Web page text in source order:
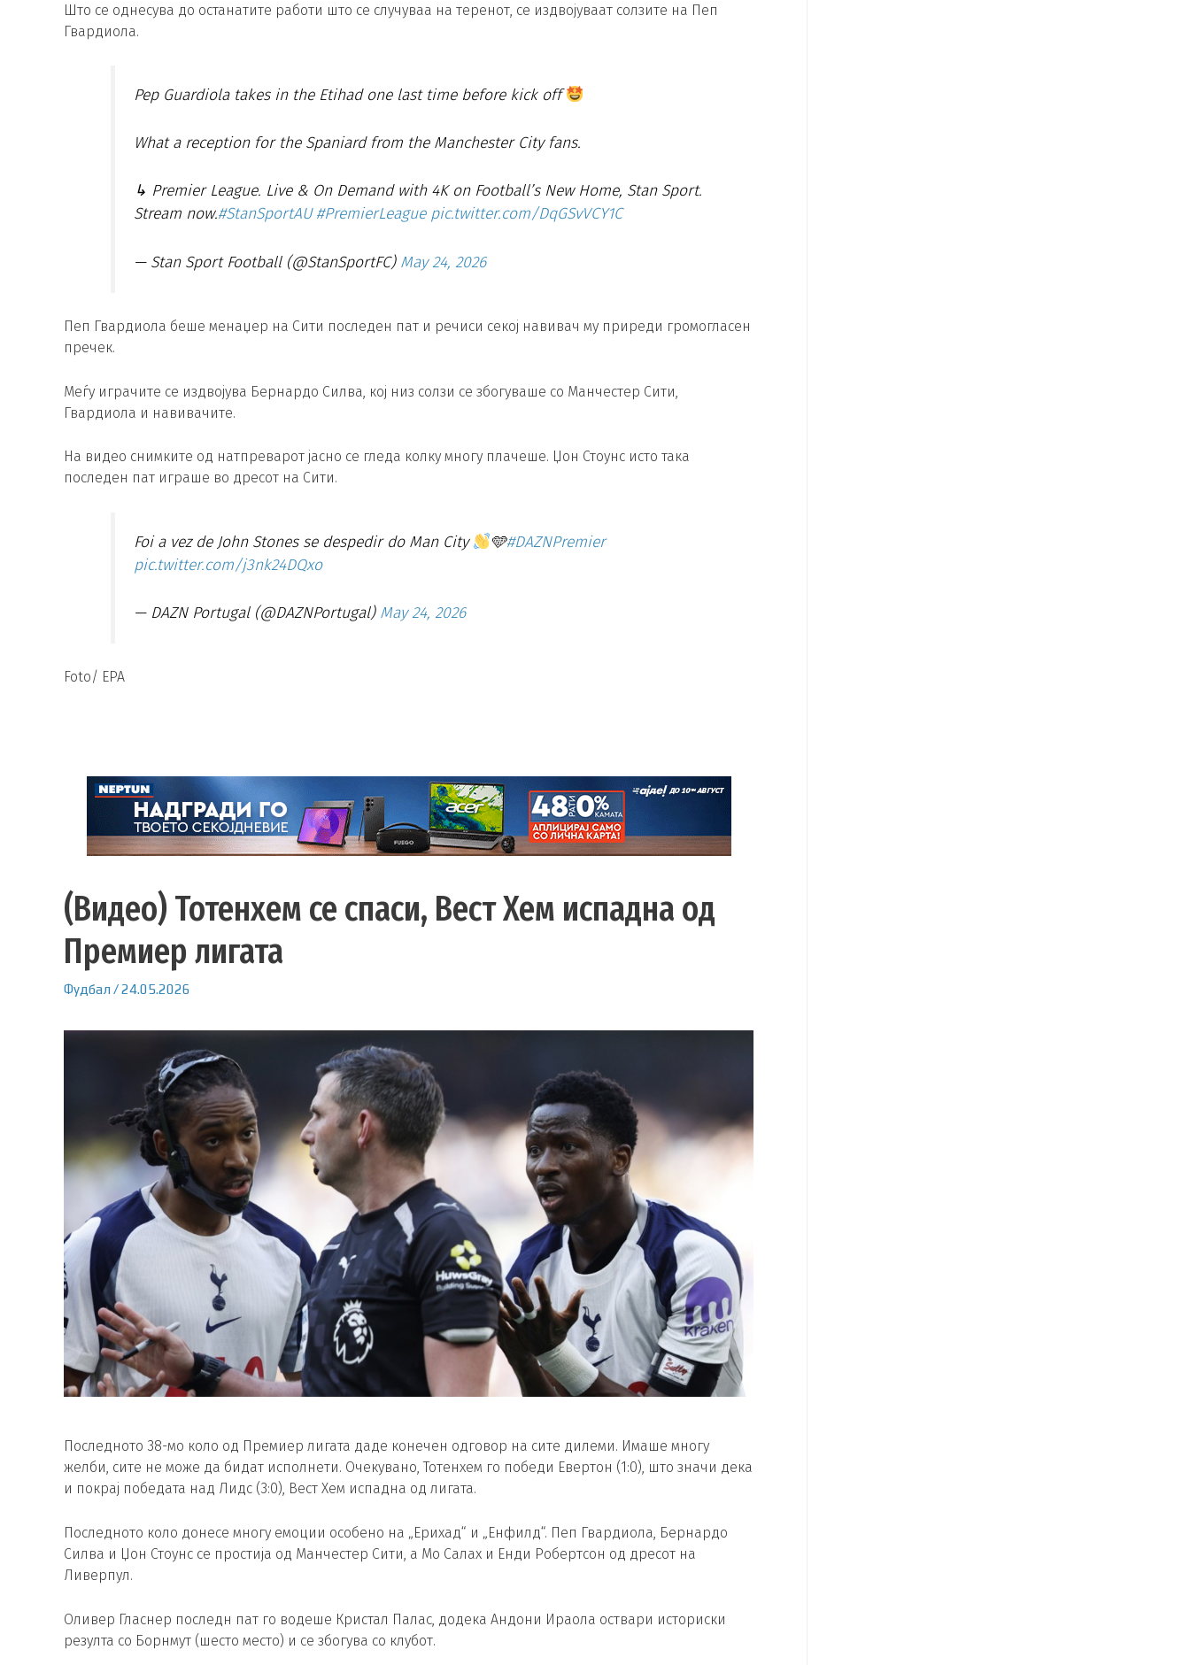
Што се однесува до останатите работи што се случуваа на теренот, се издвојуваат солзите на Пеп
Гвардиола.
Pep Guardiola takes in the Etihad one last time before kick off
What a reception for the Spaniard from the Manchester City fans.
↳ Premier League. Live & On Demand with 4K on Football’s New Home, Stan Sport.
Stream now.#StanSportAU #PremierLeague pic.twitter.com/DqGSvVCY1C
— Stan Sport Football (@StanSportFC) May 24, 2026
Пеп Гвардиола беше менаџер на Сити последен пат и речиси секој навивач му приреди громогласен
пречек.
Меѓу играчите се издвојува Бернардо Силва, кој низ солзи се збогуваше со Манчестер Сити,
Гвардиола и навивачите.
На видео снимките од натпреварот јасно се гледа колку многу плачеше. Џон Стоунс исто така
последен пат играше во дресот на Сити.
Foi a vez de John Stones se despedir do Man City 🩵#DAZNPremier
pic.twitter.com/j3nk24DQxo
— DAZN Portugal (@DAZNPortugal) May 24, 2026
Foto/ EPA
(Видео) Тотенхем се спаси, Вест Хем испадна од
Премиер лигата
Фудбал /24.05.2026
Последното 38-мо коло од Премиер лигата даде конечен одговор на сите дилеми. Имаше многу
желби, сите не може да бидат исполнети. Очекувано, Тотенхем го победи Евертон (1:0), што значи дека
и покрај победата над Лидс (3:0), Вест Хем испадна од лигата.
Последното коло донесе многу емоции особено на „Ерихад“ и „Енфилд“. Пеп Гвардиола, Бернардо
Силва и Џон Стоунс се простија од Манчестер Сити, а Мо Салах и Енди Робертсон од дресот на
Ливерпул.
Оливер Гласнер последн пат го водеше Кристал Палас, додека Андони Ираола оствари историски
резулта со Борнмут (шесто место) и се збогува со клубот.